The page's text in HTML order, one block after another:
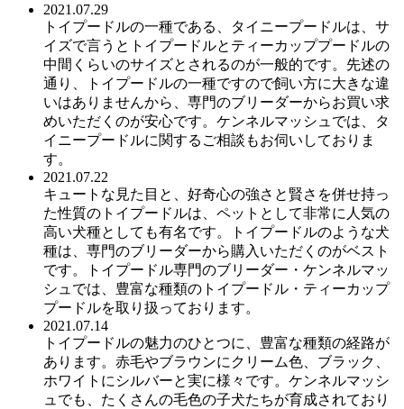
2021.07.29
トイプードルの一種である、タイニープードルは、サ
イズで言うとトイプードルとティーカッププードルの
中間くらいのサイズとされるのが一般的です。先述の
通り、トイプードルの一種ですので飼い方に大きな違
いはありませんから、専門のブリーダーからお買い求
めいただくのが安心です。ケンネルマッシュでは、タ
イニープードルに関するご相談もお伺いしておりま
す。
2021.07.22
キュートな見た目と、好奇心の強さと賢さを併せ持っ
た性質のトイプードルは、ペットとして非常に人気の
高い犬種としても有名です。トイプードルのような犬
種は、専門のブリーダーから購入いただくのがベスト
です。トイプードル専門のブリーダー・ケンネルマッ
シュでは、豊富な種類のトイプードル・ティーカップ
プードルを取り扱っております。
2021.07.14
トイプードルの魅力のひとつに、豊富な種類の経路が
あります。赤毛やブラウンにクリーム色、ブラック、
ホワイトにシルバーと実に様々です。ケンネルマッシ
ュでも、たくさんの毛色の子犬たちが育成されており